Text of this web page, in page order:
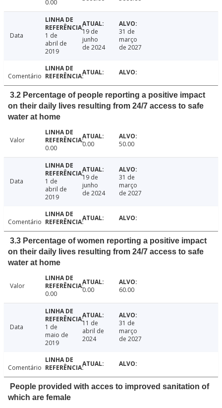
0.00
Data
1 de
abril de
2019
19 de
junho
de 2024
31 de
março
de 2027
Comentário
3.2 Percentage of people reporting a positive impact
on their daily lives resulting from 24/7 access to safe
water at home
Valor
0.00
0.00 50.00
Data
1 de
abril de
2019
19 de
junho
de 2024
31 de
março
de 2027
Comentário
3.3 Percentage of women reporting a positive impact
on their daily lives resulting from 24/7 access to safe
water at home
Valor
0.00
0.00 60.00
Data
1 de
maio de
2019
11 de
abril de
2024
31 de
março
de 2027
Comentário
People provided with acces to improved sanitation of
which are female